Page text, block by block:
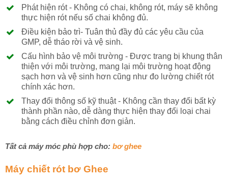
Phát hiện rót - Không có chai, không rót, máy sẽ không
thực hiện rót nếu số chai không đủ.
Điều kiện bảo trì- Tuân thủ đầy đủ các yêu cầu của
GMP, dễ tháo rời và vệ sinh.
Cấu hình bảo vệ môi trường - Được trang bị khung thân
thiện với môi trường, mang lại môi trường hoạt động
sạch hơn và vệ sinh hơn cũng như đo lường chiết rót
chính xác hơn.
Thay đổi thông số kỹ thuật - Không cần thay đổi bất kỳ
thành phần nào, dễ dàng thực hiện thay đổi loại chai
bằng cách điều chỉnh đơn giản.
Tất cả máy móc phù hợp cho: bơ ghee
Máy chiết rót bơ Ghee